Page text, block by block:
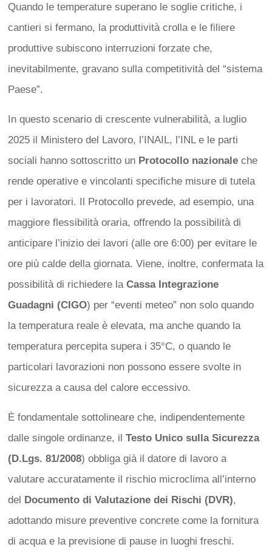
Quando le temperature superano le soglie critiche, i
cantieri si fermano, la produttività crolla e le filiere
produttive subiscono interruzioni forzate che,
inevitabilmente, gravano sulla competitività del “sistema
Paese”.
In questo scenario di crescente vulnerabilità, a luglio
2025 il Ministero del Lavoro, l’INAIL, l’INL e le parti
sociali hanno sottoscritto un Protocollo nazionaleche
rende operative e vincolanti specifiche misure di tutela
per i lavoratori. Il Protocollo prevede, ad esempio, una
maggiore flessibilità oraria, offrendo la possibilità di
anticipare l’inizio dei lavori (alle ore 6:00) per evitare le
ore più calde della giornata. Viene, inoltre, confermata la
possibilità di richiedere la Cassa Integrazione
Guadagni (CIGO) per “eventi meteo” non solo quando
la temperatura reale è elevata, ma anche quando la
temperatura percepita supera i 35°C, o quando le
particolari lavorazioni non possono essere svolte in
sicurezza a causa del calore eccessivo.
È fondamentale sottolineare che, indipendentemente
dalle singole ordinanze, il Testo Unico sulla Sicurezza
(D.Lgs. 81/2008) obbliga già il datore di lavoro a
valutare accuratamente il rischio microclima all’interno
del Documento di Valutazione dei Rischi (DVR),
adottando misure preventive concrete come la fornitura
di acqua e la previsione di pause in luoghi freschi.